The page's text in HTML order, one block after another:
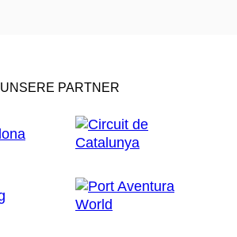
UNSERE PARTNER